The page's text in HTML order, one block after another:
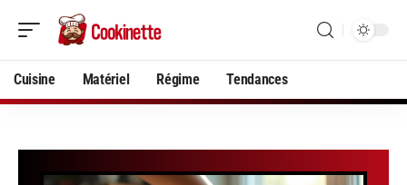
Cuisine Matériel Régime Tendances